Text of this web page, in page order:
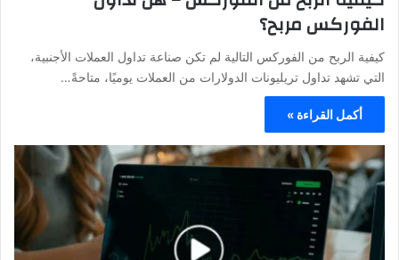
الفوركس مربح؟
كيفية الربح من الفوركس التالية لم تكن صناعة تداول العملات الأجنبية،
التي تشهد تداول تريليونات الدولارات من العملات يوميًا، متاحةً…
أكمل القراءة »